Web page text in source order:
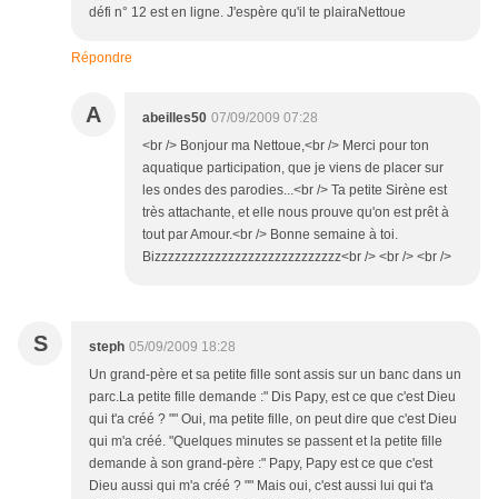
défi n° 12 est en ligne. J'espère qu'il te plairaNettoue
Répondre
A abeilles50 07/09/2009 07:28
<br /> Bonjour ma Nettoue,<br /> Merci pour ton
aquatique participation, que je viens de placer sur
les ondes des parodies...<br /> Ta petite Sirène est
très attachante, et elle nous prouve qu'on est prêt à
tout par Amour.<br /> Bonne semaine à toi.
Bizzzzzzzzzzzzzzzzzzzzzzzzzzzz<br /> <br /> <br />
S steph 05/09/2009 18:28
Un grand-père et sa petite fille sont assis sur un banc dans un
parc.La petite fille demande :" Dis Papy, est ce que c'est Dieu
qui t'a créé ? "" Oui, ma petite fille, on peut dire que c'est Dieu
qui m'a créé. "Quelques minutes se passent et la petite fille
demande à son grand-père :" Papy, Papy est ce que c'est
Dieu aussi qui m'a créé ? "" Mais oui, c'est aussi lui qui t'a